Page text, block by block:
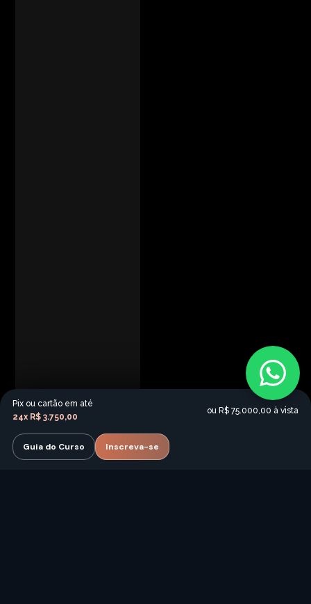
Pix ou cartão em até
24x R$ 3.750,00
ou R$ 75.000,00 à vista
Guia do Curso Inscreva-se